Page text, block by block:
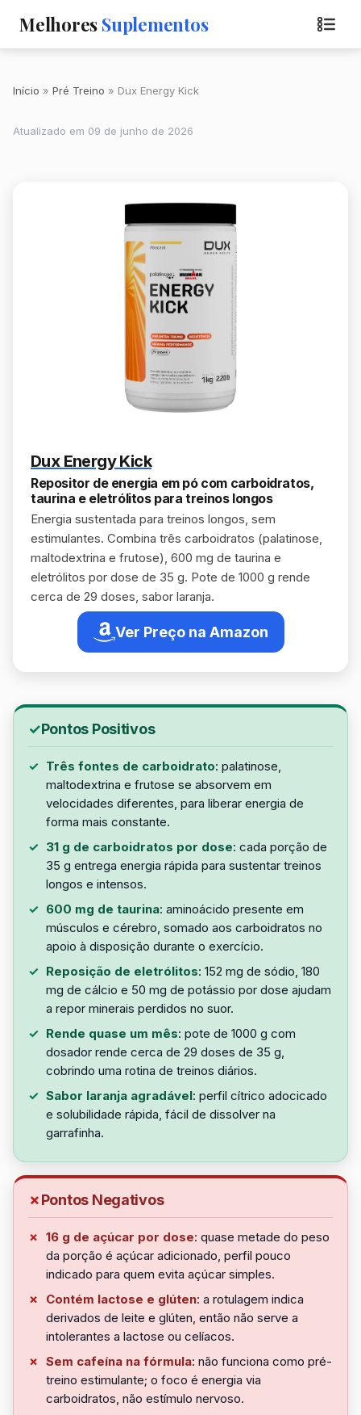
Melhores Suplementos
Início Pré Treino Dux Energy Kick
Atualizado em 09 de junho de 2026
Dux Energy Kick
Repositor de energia em pó com carboidratos,
taurina e eletrólitos para treinos longos
Energia sustentada para treinos longos, sem
estimulantes. Combina três carboidratos (palatinose,
maltodextrina e frutose), 600 mg de taurina e
eletrólitos por dose de 35 g. Pote de 1000 g rende
cerca de 29 doses, sabor laranja.
Ver Preço na Amazon
Pontos Positivos
Três fontes de carboidrato: palatinose,
maltodextrina e frutose se absorvem em
velocidades diferentes, para liberar energia de
forma mais constante.
31 g de carboidratos por dose: cada porção de
35 g entrega energia rápida para sustentar treinos
longos e intensos.
600 mg de taurina: aminoácido presente em
músculos e cérebro, somado aos carboidratos no
apoio à disposição durante o exercício.
Reposição de eletrólitos: 152 mg de sódio, 180
mg de cálcio e 50 mg de potássio por dose ajudam
a repor minerais perdidos no suor.
Rende quase um mês: pote de 1000 g com
dosador rende cerca de 29 doses de 35 g,
cobrindo uma rotina de treinos diários.
Sabor laranja agradável: perfil cítrico adocicado
e solubilidade rápida, fácil de dissolver na
garrafinha.
Pontos Negativos
16 g de açúcar por dose: quase metade do peso
da porção é açúcar adicionado, perfil pouco
indicado para quem evita açúcar simples.
Contém lactose e glúten: a rotulagem indica
derivados de leite e glúten, então não serve a
intolerantes a lactose ou celíacos.
Sem cafeína na fórmula: não funciona como pré-
treino estimulante; o foco é energia via
carboidratos, não estímulo nervoso.